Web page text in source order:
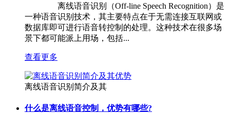
离线语音识别（Off-line Speech Recognition）是
一种语音识别技术，其主要特点在于无需连接互联网或
数据库即可进行语音转控制的处理。这种技术在很多场
景下都可能派上用场，包括...
查看更多
离线语音识别简介及其
什么是离线语音控制，优势有哪些?